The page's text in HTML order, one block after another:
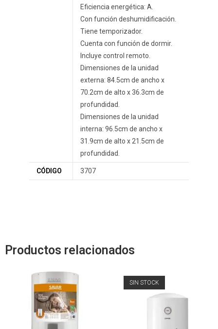
Eficiencia energética: A.
Con función deshumidificación.
Tiene temporizador.
Cuenta con función de dormir.
Incluye control remoto.
Dimensiones de la unidad
externa: 84.5cm de ancho x
70.2cm de alto x 36.3cm de
profundidad.
Dimensiones de la unidad
interna: 96.5cm de ancho x
31.9cm de alto x 21.5cm de
profundidad.
CÓDIGO 3707
Productos relacionados
SIN STOCK